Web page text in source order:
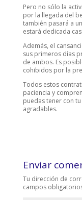
Pero no sólo la
por la llegada del
también pasará a
estará dedicada
Además, el
sus primeros días
de ambos. Es
cohibidos por la
Todos estos
paciencia y
puedas tener con
agradables.
Enviar
Tu dirección de
campos